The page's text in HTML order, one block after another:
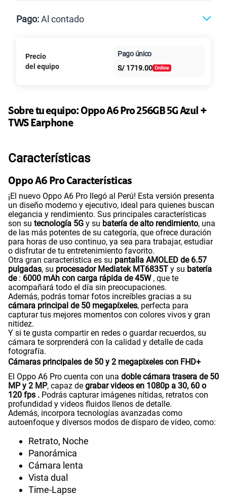
Paga solo
25GBen alta velocidad
S/
Paga solo S/49.90
Paga solo
Paga solo
60GB
Paga solo
75 GB en alta velocidad
S/60.90
Ver menos planes
Pago:Al contado
Al contado Cuotas Claro
intereses
Precio
del equipo
Pago único
S/ 1719.00
Sobre tu equipo:OppoA6 Pro 256GB 5G Azul +
TWS Earphone
Características
Oppo A6 Pro Características
¡El nuevo Oppo A6 Pro llegó al Perú! Esta versión presenta
un diseño moderno y ejecutivo, ideal para quienes buscan
elegancia y rendimiento. Sus principales características
son su tecnología 5G y su batería de alto rendimiento, una
de las más potentes de su categoría, que ofrece duración
para horas de uso continuo, ya sea para trabajar, estudiar
o disfrutar de tu entretenimiento favorito.
Otra gran característica es su pantalla AMOLED de 6.57
pulgadas, su procesador Mediatek MT6835T y su batería
de : 6000 mAh con carga rápida de 45W , que te
acompañará todo el día sin preocupaciones.
Además, podrás tomar fotos increíbles gracias a su
cámara principal de 50 megapíxeles, perfecta para
capturar tus mejores momentos con colores vivos y gran
nitidez.
Y si te gusta compartir en redes o guardar recuerdos, su
cámara te sorprenderá con la calidad y detalle de cada
fotografía.
Cámaras principales de 50 y 2 megapixeles con FHD+
El Oppo A6 Pro cuenta con una doble cámara trasera de 50
MP y 2 MP, capaz de grabar videos en 1080p a 30, 60 o
120 fps . Podrás capturar imágenes nítidas, retratos con
profundidad y videos fluidos llenos de detalle.
Además, incorpora tecnologías avanzadas como
autoenfoque y diversos modos de disparo de video, como:
Retrato, Noche
Panorámica
Cámara lenta
Vista dual
Time-Lapse